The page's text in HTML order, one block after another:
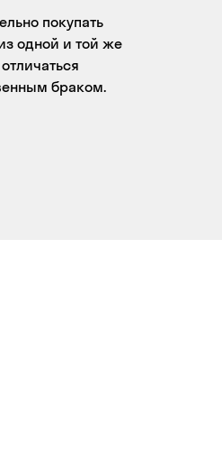
покупать
одной и той же
браком.